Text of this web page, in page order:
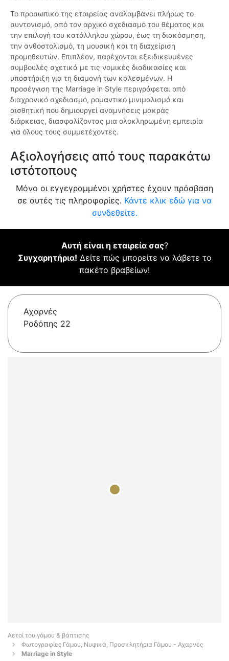
Το προσωπικό της εταιρείας αναλαμβάνει πλήρως το
συντονισμό, από τον αρχικό σχεδιασμό του θέματος και
την επιλογή του κατάλληλου χώρου, έως τη διακόσμηση,
την ανθοστολισμό, τη μουσική και τη διαχείριση
προμηθευτών. Επιπλέον, παρέχονται εξειδικευμένες
συμβουλές σχετικά με τις νομικές διαδικασίες και
υποστήριξη για τη διαμονή των καλεσμένων. Η
προσέγγιση της Marriage in Style περιγράφεται από
διαχρονικό σχεδιασμό, ρομαντικό μινιμαλισμό και
αισθητική που δημιουργεί αναμνήσεις μακράς
διάρκειας, διασφαλίζοντας μια ολοκληρωμένη εμπειρία
για όλους τους συμμετέχοντες.
Αξιολογήσεις από τους παρακάτω
ιστότοπους
Μόνο οι εγγεγραμμένοι χρήστες έχουν πρόσβαση
σε αυτές τις πληροφορίες. Κάντε κλικ εδώ για να
συνδεθείτε.
Αυτή είναι η εταιρεία σας?
Συγχαρητήρια! Δείτε πώς μπορείτε να λάβετε το
πακέτο βραβείων!
Αχαρνές
Ροδόπης 22
Αετοί του γάμου & βάπτισης
Φωτογραφίες Γάμου, Νυφικά, Προσκλητήρια Γάμου - Αχαρνές
Marriage in Style